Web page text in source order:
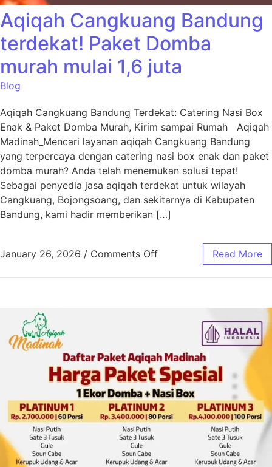
Aqiqah Cangkuang Bandung
terdekat! Paket Domba
murah mulai 1,6 juta
Blog
Aqiqah Cangkuang Bandung Terdekat: Catering Nasi Box
Enak & Paket Domba Murah, Kirim sampai Rumah Aqiqah
Madinah_Mencari layanan aqiqah Cangkuang Bandung
yang terpercaya dengan catering nasi box enak dan paket
domba murah? Anda telah menemukan solusi tepat!
Sebagai penyedia jasa aqiqah terdekat untuk wilayah
Cangkuang, Bojongsoang, dan sekitarnya di Kabupaten
Bandung, kami hadir memberikan […]
January 26, 2026 / Comments Off Read More